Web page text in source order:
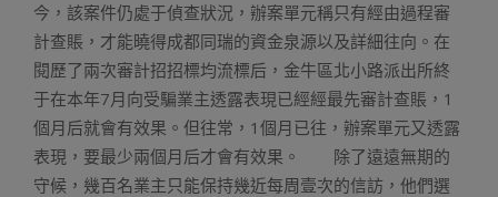
今，該案件仍處于偵查狀況，辦案單元稱只有經由過程審
計查賬，才能曉得成都同瑞的資金泉源以及詳細往向。在
閱歷了兩次審計招招標均流標后，金牛區北小路派出所終
于在本年7月向受騙業主透露表現已經經最先審計查賬，1
個月后就會有效果。但往常，1個月已往，辦案單元又透露
表現，要最少兩個月后才會有效果。 除了遠遠無期的
守候，幾百名業主只能保持幾近每周壹次的信訪，他們選